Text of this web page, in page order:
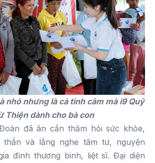
nhỏ nhưng là cả tình cảm mà i9 Quỹ
Thiện dành cho bà con
đã ân cần thăm hỏi sức khỏe,
và lắng nghe tâm tư, nguyện
đình thương binh, liệt sĩ. Đại diện